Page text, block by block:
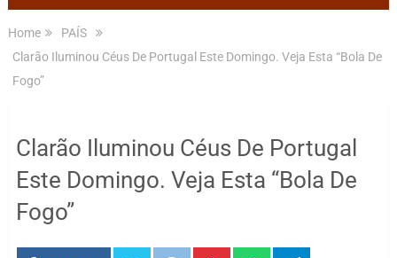
Home
PAÍS
Clarão Iluminou Céus De Portugal Este Domingo. Veja Esta “Bola De
Fogo”
Clarão Iluminou Céus De Portugal
Este Domingo. Veja Esta “Bola De
Fogo”